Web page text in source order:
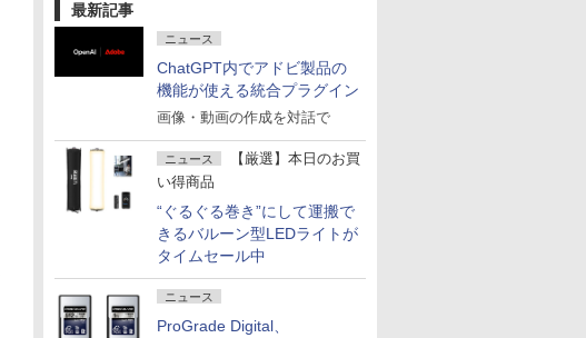
最新記事
ニュース
ChatGPT内でアドビ製品の
機能が使える統合プラグイン
画像・動画の作成を対話で
ニュース
【厳選】本日のお買
い得商品
“ぐるぐる巻き”にして運搬で
きるバルーン型LEDライトが
タイムセール中
ニュース
ProGrade Digital、